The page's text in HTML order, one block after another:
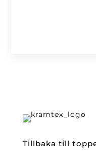
Tillbaka till